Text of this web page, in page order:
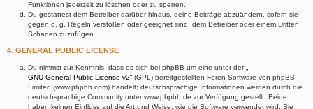
Funktionen jederzeit zu löschen oder zu sperren.
Du gestattest dem Betreiber darüber hinaus, deine Beiträge abzuändern, sofern sie
gegen o. g. Regeln verstoßen oder geeignet sind, dem Betreiber oder einem Dritten
Schaden zuzufügen.
4. GENERAL PUBLIC LICENSE
Du nimmst zur Kenntnis, dass es sich bei phpBB um eine unter der „
GNU General Public License v2“ (GPL) bereitgestellten Foren-Software von phpBB
Limited (www.phpbb.com) handelt; deutschsprachige Informationen werden durch die
deutschsprachige Community unter www.phpbb.de zur Verfügung gestellt. Beide
haben keinen Einfluss auf die Art und Weise, wie die Software verwendet wird. Sie